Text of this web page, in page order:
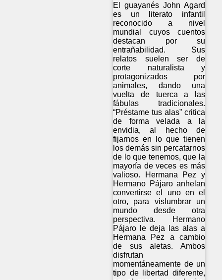
El guayanés John Agard
es un literato infantil
reconocido a nivel
mundial cuyos cuentos
destacan por su
entrañabilidad. Sus
relatos suelen ser de
corte naturalista y
protagonizados por
animales, dando una
vuelta de tuerca a las
fábulas tradicionales.
“Préstame tus alas” critica
de forma velada a la
envidia, al hecho de
fijarnos en lo que tienen
los demás sin percatarnos
de lo que tenemos, que la
mayoría de veces es más
valioso. Hermana Pez y
Hermano Pájaro anhelan
convertirse el uno en el
otro, para vislumbrar un
mundo desde otra
perspectiva. Hermano
Pájaro le deja las alas a
Hermana Pez a cambio
de sus aletas. Ambos
disfrutan
momentáneamente de un
tipo de libertad diferente,